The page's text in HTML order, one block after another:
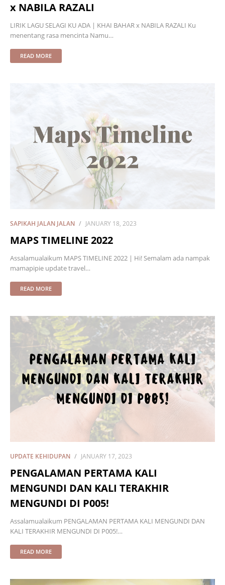
x NABILA RAZALI
LIRIK LAGU SELAGI KU ADA | KHAI BAHAR x NABILA RAZALI Ku
menentang rasa mencinta Namu…
READ MORE
SAPIKAH JALAN JALAN JANUARY 18, 2023
MAPS TIMELINE 2022
Assalamualaikum MAPS TIMELINE 2022 | Hi! Semalam ada nampak
mamapipie update travel…
READ MORE
UPDATE KEHIDUPAN JANUARY 17, 2023
PENGALAMAN PERTAMA KALI
MENGUNDI DAN KALI TERAKHIR
MENGUNDI DI P005!
Assalamualaikum PENGALAMAN PERTAMA KALI MENGUNDI DAN
KALI TERAKHIR MENGUNDI DI P005!…
READ MORE